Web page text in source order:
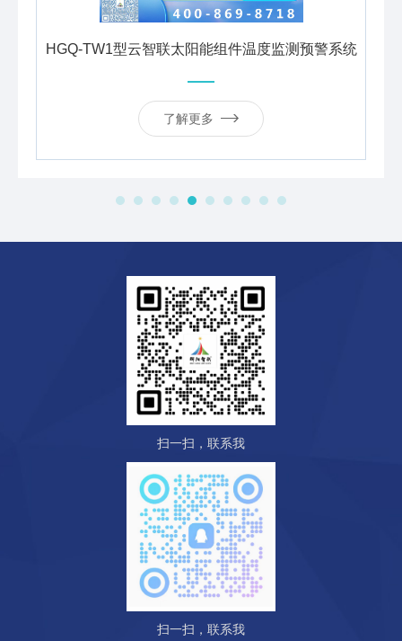
光伏气象站（HGQ-TH2）
了解更多
扫一扫，联系我
扫一扫，联系我